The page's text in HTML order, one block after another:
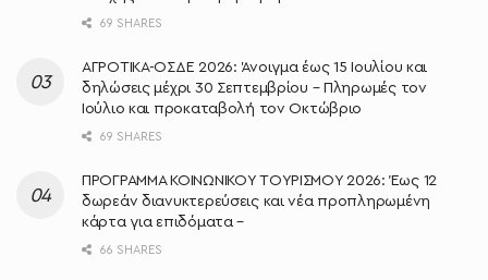
69 SHARES
ΑΓΡΟΤΙΚΑ-ΟΣΔΕ 2026: Άνοιγμα έως 15 Ιουλίου και
δηλώσεις μέχρι 30 Σεπτεμβρίου – Πληρωμές τον
Ιούλιο και προκαταβολή τον Οκτώβριο
69 SHARES
ΠΡΟΓΡΑΜΜΑ ΚΟΙΝΩΝΙΚΟΥ ΤΟΥΡΙΣΜΟΥ 2026: Έως 12
δωρεάν διανυκτερεύσεις και νέα προπληρωμένη
κάρτα για επιδόματα –
66 SHARES